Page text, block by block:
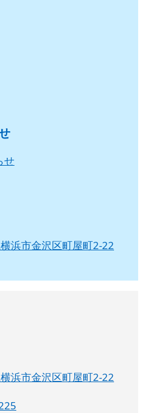
せ
浜市金沢区町屋町2-22
浜市金沢区町屋町2-22